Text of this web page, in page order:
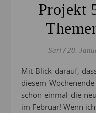
Projekt
Sari / 28.
Mit Blick darauf, dass der neue Monat ja bereits an
diesem
schon einmal die
im Februar! Wenn